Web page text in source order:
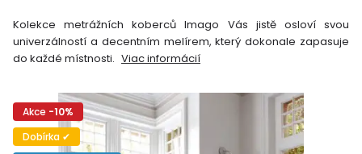
Kolekce metrážních koberců Imago Vás jistě osloví svou
univerzálností a decentním melírem, který dokonale zapasuje
do každé místnosti. Viac informácií
Akce -10%
Dobírka ✔